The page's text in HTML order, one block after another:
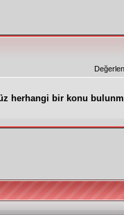
herhangi bir konu